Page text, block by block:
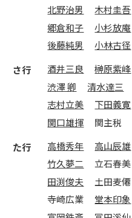
北野治男
木村圭吾
郷倉和子
小杉放庵
後藤純男
小林古径
さ行
酒井三良 榊原紫峰
渋澤 卿
清水達三
志村立美
下田義寛
関口雄揮
関主税
た行
高橋秀年 高山辰雄
竹久夢二
立石春美
田渕俊夫
土田麦僊
寺崎広業
堂本印象